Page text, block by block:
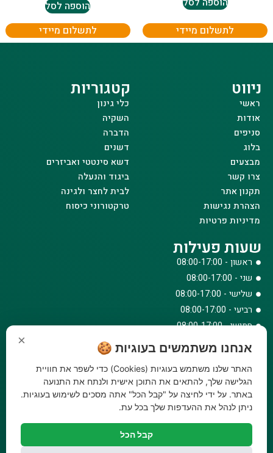
לתשלום מיידי
הוספה לסל
לתשלום מיידי
ניווט
ראשי
אודות
סניפים
בלוג
מבצעים
צרו קשר
תקנון אתר
הצהרת נגישות
מדיניות פרטיות
קטגוריות
כלי גינון
השקיה
הדברה
דשנים
דשא סינטטי ואביזרים
ביגוד והנעלה
לבית לחצר ולגינה
טרקטורוני כיסוח
שעות פעילות
ראשון - 08:00-17:00
שני - 08:00-17:00
שלישי - 08:00-17:00
רביעי - 08:00-17:00
חמישי - 08:00-17:00
צרו קשר
073-779-6243
וואטסאפ
amirbair@amir-agricul.co.il
× אנחנו משתמשים בעוגיות 🍪
האתר שלנו משתמש בעוגיות (Cookies) כדי לשפר את חוויית
הגלישה שלך, להתאים את התוכן אישית ולנתח את התנועה
באתר. על ידי לחיצה על "קבל הכל" אתה מסכים לשימוש בעוגיות.
ניתן לנהל את ההעדפות שלך בכל עת.
קבל הכל